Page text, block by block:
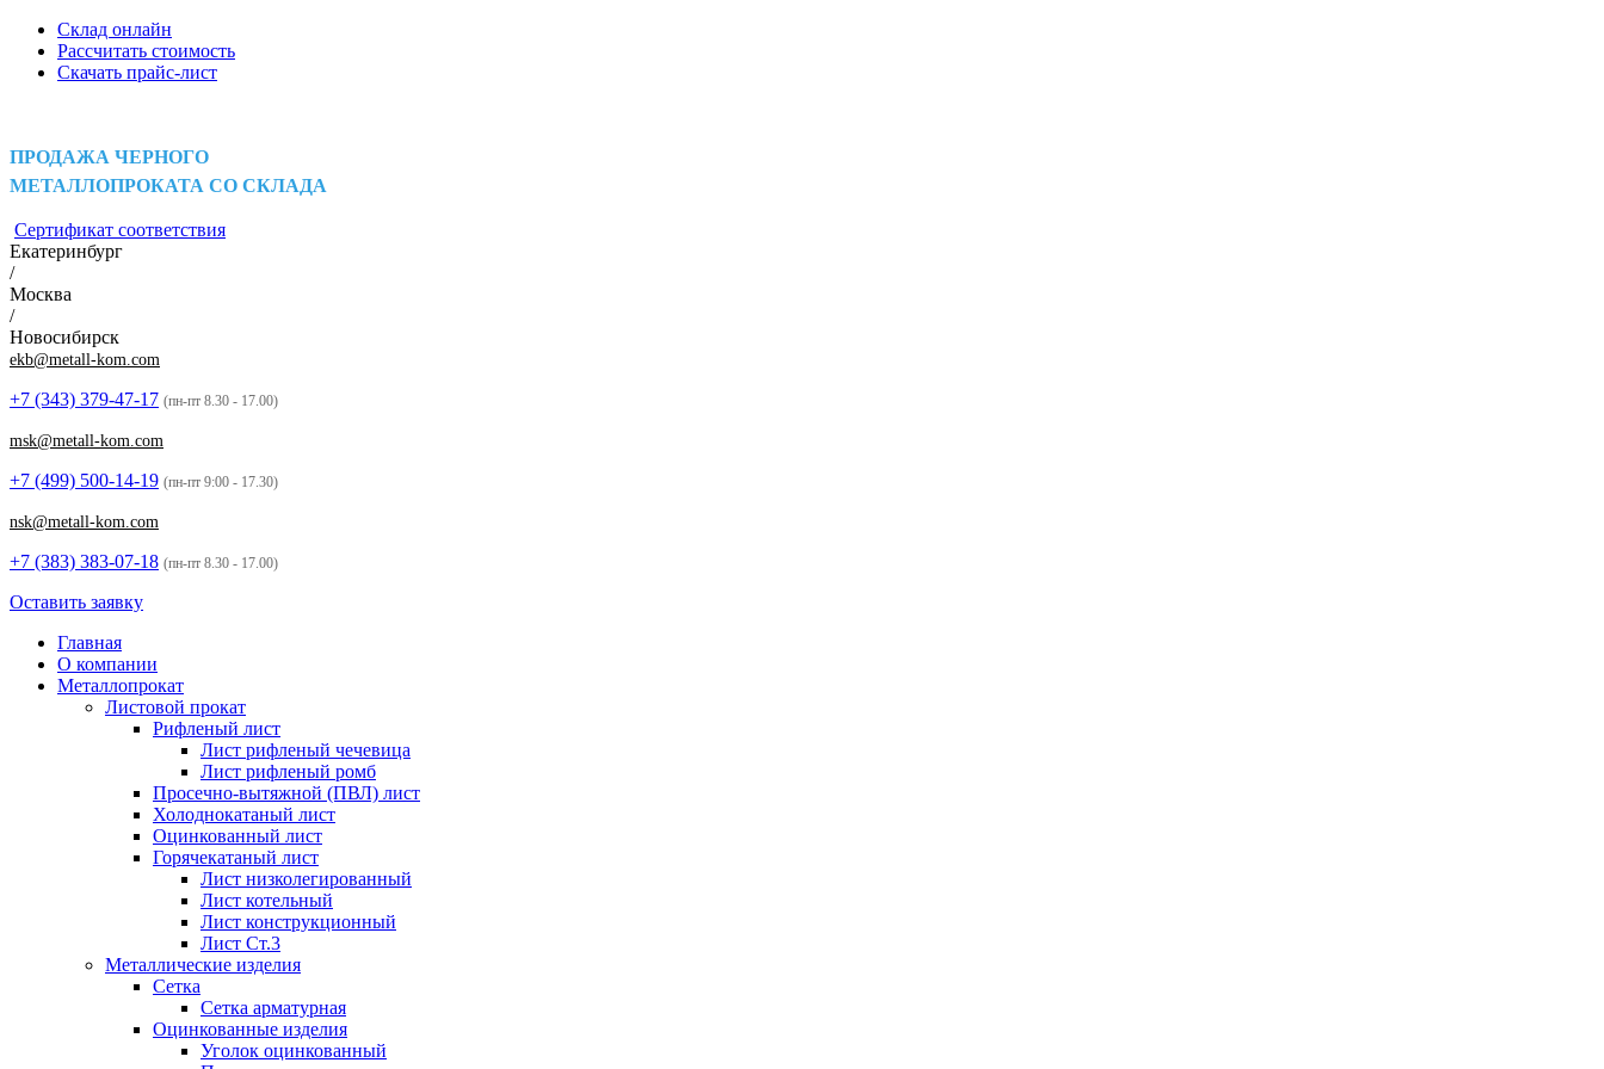
Склад онлайн
Рассчитать стоимость
Скачать прайс-лист
ПРОДАЖА ЧЕРНОГО
МЕТАЛЛОПРОКАТА СО СКЛАДА
Сертификат соответствия
Екатеринбург
/
Москва
/
Новосибирск
ekb@metall-kom.com
+7 (343) 379-47-17 (пн-пт 8.30 - 17.00)
msk@metall-kom.com
+7 (499) 500-14-19 (пн-пт 9:00 - 17.30)
nsk@metall-kom.com
+7 (383) 383-07-18 (пн-пт 8.30 - 17.00)
Оставить заявку
Главная
О компании
Металлопрокат
Листовой прокат
Рифленый лист
Лист рифленый чечевица
Лист рифленый ромб
Просечно-вытяжной (ПВЛ) лист
Холоднокатаный лист
Оцинкованный лист
Горячекатаный лист
Лист низколегированный
Лист котельный
Лист конструкционный
Лист Ст.3
Металлические изделия
Сетка
Сетка арматурная
Оцинкованные изделия
Уголок оцинкованный